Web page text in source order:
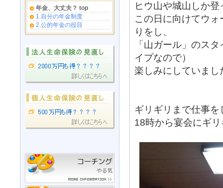
年金、大丈夫？ top
1.自分の年金制度
2.公的年金の役目
ヒウ山や城山しか
この日に向けてウ
りをし、
「山ガール」のス
イプなので）
楽しみにしていまし
ギリギリまで仕事
18時から宴会にギ